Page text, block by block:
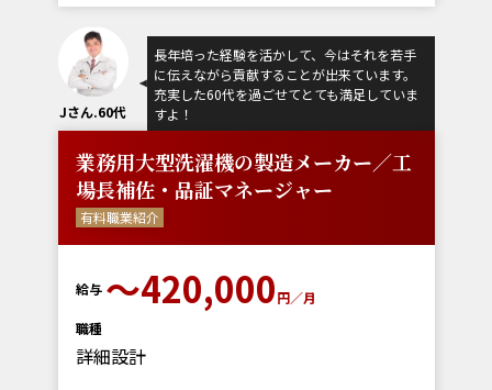
Jさん.60代
長年培った経験を活かして、今はそれを若手
に伝えながら貢献することが出来ています。
充実した60代を過ごせてとても満足していま
すよ！
業務用大型洗濯機の製造メーカー／工
場長補佐・品証マネージャー
有料職業紹介
給与 〜420,000円／月
職種
詳細設計